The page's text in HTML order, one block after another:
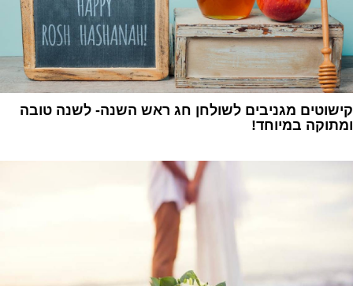
קישוטים מגניבים לשולחן חג ראש השנה- לשנה טובה
ומתוקה במיוחד!